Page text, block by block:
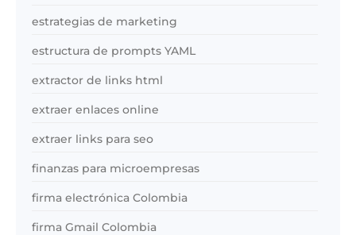
estrategias de marketing
estructura de prompts YAML
extractor de links html
extraer enlaces online
extraer links para seo
finanzas para microempresas
firma electrónica Colombia
firma Gmail Colombia